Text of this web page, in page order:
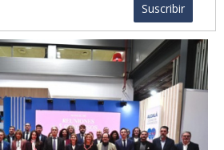
Suscribir